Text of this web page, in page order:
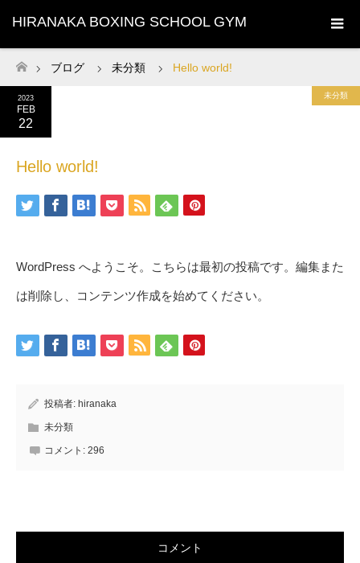
HIRANAKA BOXING SCHOOL GYM
ホーム
ブログ 未分類 Hello world!
2023
FEB
22
未分類
Hello world!
WordPress へようこそ。こちらは最初の投稿です。編集また
は削除し、コンテンツ作成を始めてください。
投稿者: hiranaka
未分類
コメント: 296
コメント